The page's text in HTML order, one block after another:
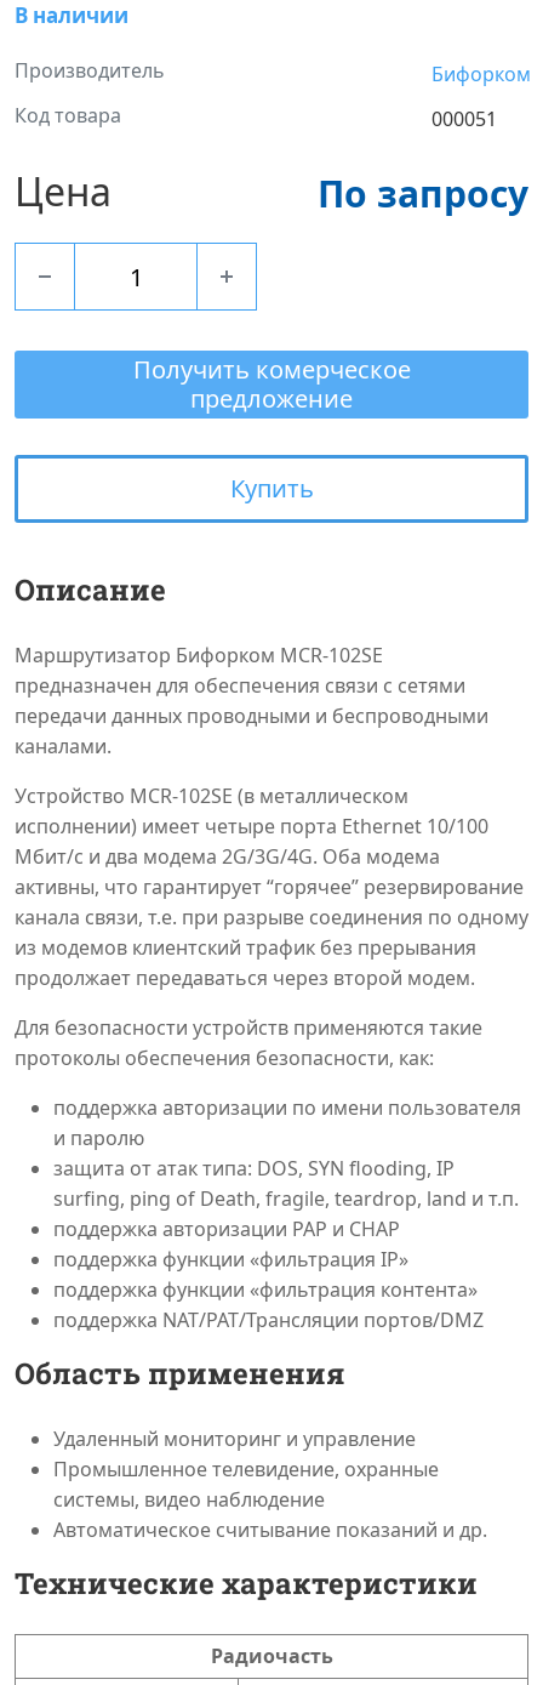
В наличии
Производитель
Бифорком
Код товара
000051
Цена По запросу
Получить комерческое
предложение
Купить
Описание
Маршрутизатор Бифорком MCR-102SE
предназначен для обеспечения связи с сетями
передачи данных проводными и беспроводными
каналами.
Устройство MCR-102SE (в металлическом
исполнении) имеет четыре порта Ethernet 10/100
Мбит/с и два модема 2G/3G/4G. Оба модема
активны, что гарантирует “горячее” резервирование
канала связи, т.е. при разрыве соединения по одному
из модемов клиентский трафик без прерывания
продолжает передаваться через второй модем.
Для безопасности устройств применяются такие
протоколы обеспечения безопасности, как:
поддержка авторизации по имени пользователя
и паролю
защита от атак типа: DOS, SYN flooding, IP
surfing, ping of Death, fragile, teardrop, land и т.п.
поддержка авторизации PAP и CHAP
поддержка функции «фильтрация IP»
поддержка функции «фильтрация контента»
поддержка NAT/PAT/Трансляции портов/DMZ
Область применения
Удаленный мониторинг и управление
Промышленное телевидение, охранные
системы, видео наблюдение
Автоматическое считывание показаний и др.
Технические характеристики
Радиочасть